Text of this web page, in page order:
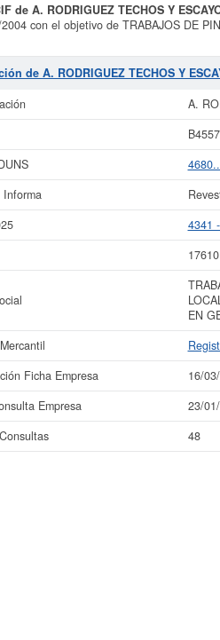
de A. RODRIGUEZ TECHOS Y
con el objetivo de TRABAJOS DE
TIPO DE REFORMAS, TRABAJOS
de cubiertas. El número SIC
que componen esta empresa es de
aproximado de 3.100 a 60.000 €.
en conocer más datos de la
de A. RODRIGUEZ TECHOS Y
La última
de A. RODRIGUEZ TECHOS Y
A.
Informa
4341
EN
Ficha Empresa
16/
Empresa
23/
48